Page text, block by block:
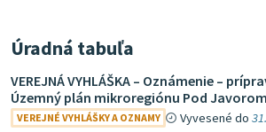
Úradná tabuľa
VEREJNÁ VYHLÁŠKA – Oznámenie –
Územný plán mikroregiónu Pod Javorom
VEREJNÉ VYHLÁŠKY A OZNAMY Vyvesené do